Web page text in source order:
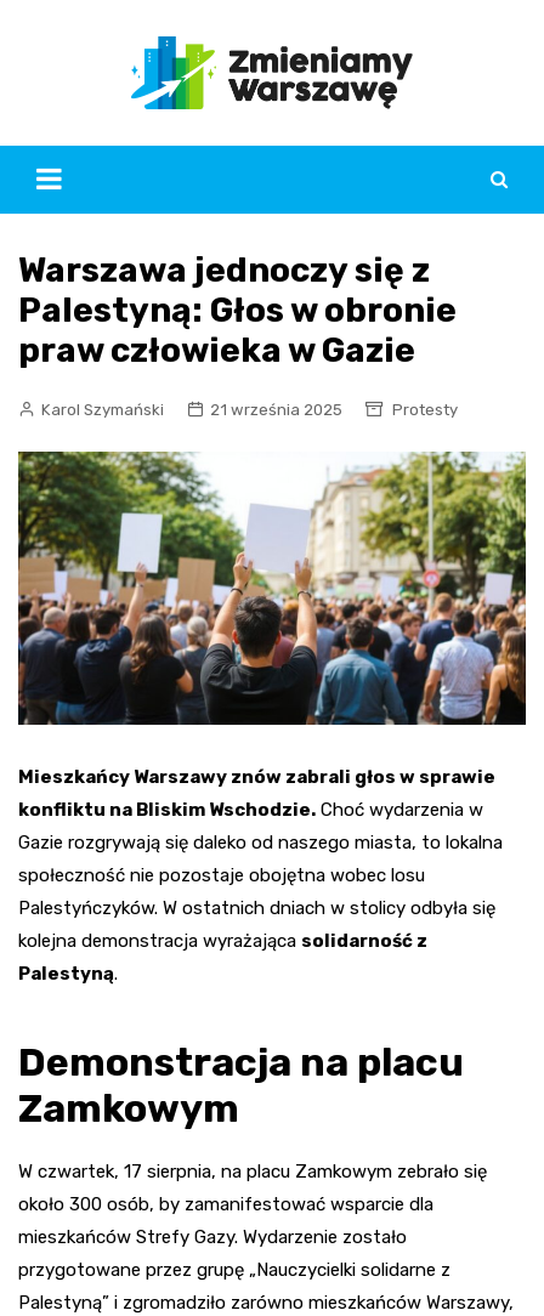
Warszawa jednoczy się z
Palestyną: Głos w obronie
praw człowieka w Gazie
Karol Szymański 21 września 2025 Protesty
Mieszkańcy Warszawy znów zabrali głos w sprawie
konfliktu na Bliskim Wschodzie. Choć wydarzenia w
Gazie rozgrywają się daleko od naszego miasta, to lokalna
społeczność nie pozostaje obojętna wobec losu
Palestyńczyków. W ostatnich dniach w stolicy odbyła się
kolejna demonstracja wyrażająca solidarność z
Palestyną.
Demonstracja na placu
Zamkowym
W czwartek, 17 sierpnia, na placu Zamkowym zebrało się
około 300 osób, by zamanifestować wsparcie dla
mieszkańców Strefy Gazy. Wydarzenie zostało
przygotowane przez grupę „Nauczycielki solidarne z
Palestyną” i zgromadziło zarówno mieszkańców Warszawy,